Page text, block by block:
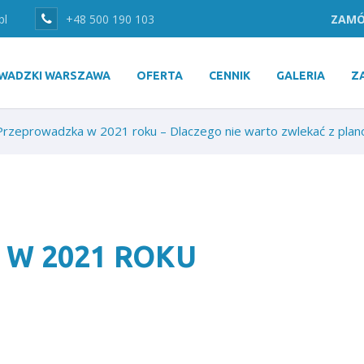
+48 500 190 103
WARSZAWA OFERTA CENNIK GALERIA
w 2021 roku – Dlaczego nie warto zwlekać z
2021 ROKU